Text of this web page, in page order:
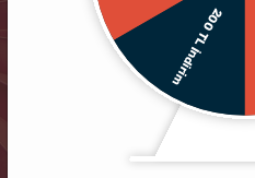
200 TL İndirim